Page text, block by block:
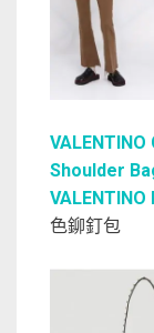
Shoulder
色鉚釘包